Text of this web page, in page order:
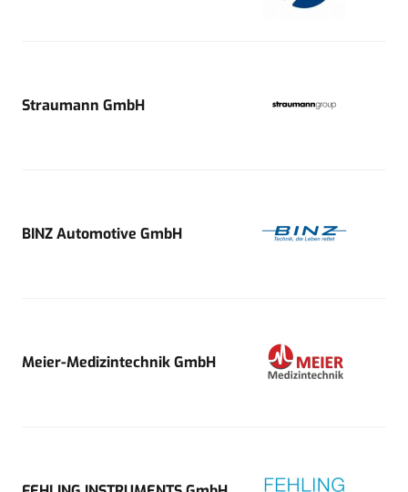
Straumann GmbH
BINZ Automotive GmbH
Meier-Medizintechnik GmbH